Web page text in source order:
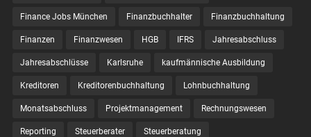
Finance Jobs München Finanzbuchhalter Finanzbuchhaltung
Finanzen Finanzwesen HGB IFRS Jahresabschluss
Jahresabschlüsse Karlsruhe kaufmännische Ausbildung
Kreditoren Kreditorenbuchhaltung Lohnbuchhaltung
Monatsabschluss Projektmanagement Rechnungswesen
Reporting Steuerberater Steuerberatung